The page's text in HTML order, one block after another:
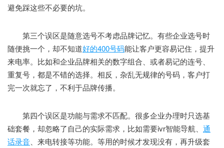
避免踩这些不必要的坑。
第三个误区是随意选号不考虑品牌记忆。有些企业选号时
随便挑一个，却不知道好的400号码能让客户更容易记住，提升
来电率。比如和企业品牌相关的数字组合、或者易记的连号、
重复号，都是不错的选择。相反，杂乱无规律的号码，客户打
完一次就忘了，不利于品牌传播。
第四个误区是功能与需求不匹配。很多企业办理时只选基
础套餐，却忽略了自己的实际需求，比如需要ivr智能导航、 通
话录音 、来电转接等功能。等用的时候才发现没有，再升级套